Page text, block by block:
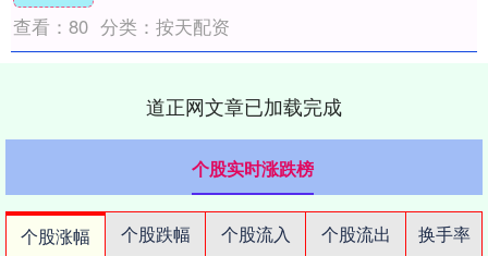
查看： 80 分类： 按天配资
道正网文章已加载完成
个股实时涨跌榜
个股涨幅 个股跌幅 个股流入 个股流出
换手率